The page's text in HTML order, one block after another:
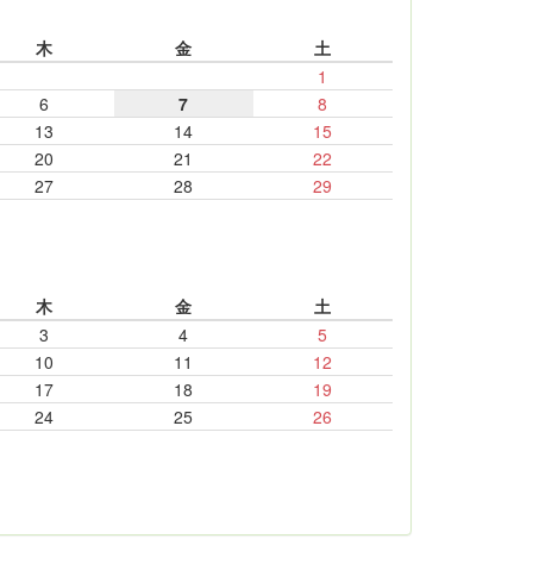
木 金
土
1
6 7
8
13 14
15
20 21
22
27 28
29
木 金
土
3 4
5
10 11
12
17 18
19
24 25
26